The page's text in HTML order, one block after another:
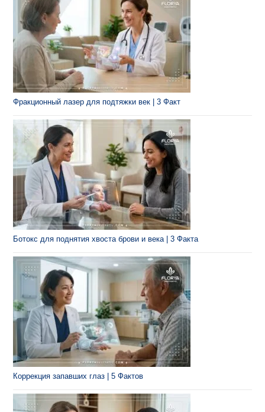
Фракционный лазер для подтяжки век | 3 Факт
Ботокс для поднятия хвоста брови и века | 3 Факта
Коррекция запавших глаз | 5 Фактов